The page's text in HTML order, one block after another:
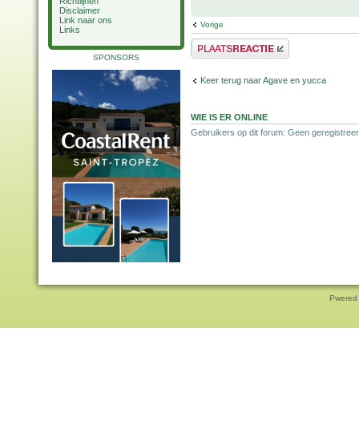
Disclaimer
Link naar ons
Links
SPONSORS
Vorige
Plaats een reactie
Keer terug naar Agave en yucca
WIE IS ER ONLINE
Gebruikers op dit forum: Geen